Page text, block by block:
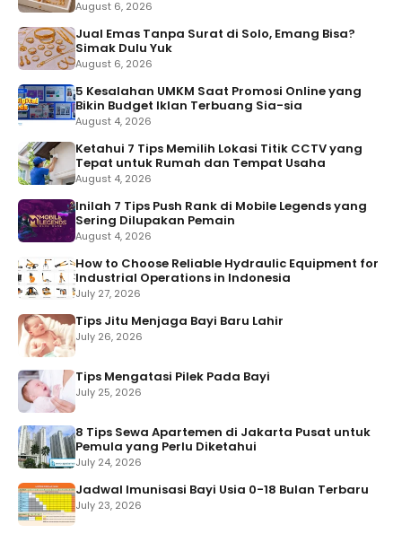
August 6, 2026
Jual Emas Tanpa Surat di Solo, Emang Bisa?
Simak Dulu Yuk
August 6, 2026
5 Kesalahan UMKM Saat Promosi Online yang
Bikin Budget Iklan Terbuang Sia-sia
August 4, 2026
Ketahui 7 Tips Memilih Lokasi Titik CCTV yang
Tepat untuk Rumah dan Tempat Usaha
August 4, 2026
Inilah 7 Tips Push Rank di Mobile Legends yang
Sering Dilupakan Pemain
August 4, 2026
How to Choose Reliable Hydraulic Equipment for
Industrial Operations in Indonesia
July 27, 2026
Tips Jitu Menjaga Bayi Baru Lahir
July 26, 2026
Tips Mengatasi Pilek Pada Bayi
July 25, 2026
8 Tips Sewa Apartemen di Jakarta Pusat untuk
Pemula yang Perlu Diketahui
July 24, 2026
Jadwal Imunisasi Bayi Usia 0-18 Bulan Terbaru
July 23, 2026